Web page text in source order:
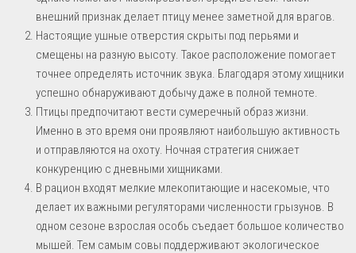
внешний признак делает птицу менее заметной для врагов.
Настоящие ушные отверстия скрыты под перьями и
смещены на разную высоту. Такое расположение помогает
точнее определять источник звука. Благодаря этому хищники
успешно обнаруживают добычу даже в полной темноте.
Птицы предпочитают вести сумеречный образ жизни.
Именно в это время они проявляют наибольшую активность
и отправляются на охоту. Ночная стратегия снижает
конкуренцию с дневными хищниками.
В рацион входят мелкие млекопитающие и насекомые, что
делает их важными регуляторами численности грызунов. В
одном сезоне взрослая особь съедает большое количество
мышей. Тем самым совы поддерживают экологическое